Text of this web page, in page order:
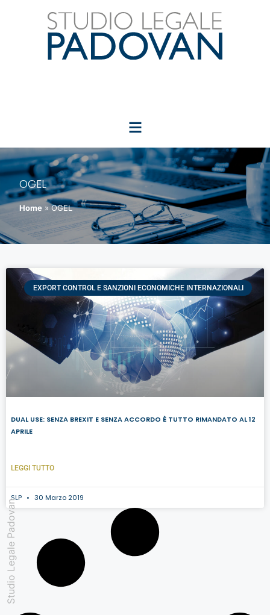
OGEL
Home » OGEL
Studio Legale Padovan
EXPORT CONTROL E SANZIONI ECONOMICHE INTERNAZIONALI
DUAL USE: SENZA BREXIT E SENZA ACCORDO È TUTTO RIMANDATO AL 12
APRILE
LEGGI TUTTO
SLP 30 Marzo 2019